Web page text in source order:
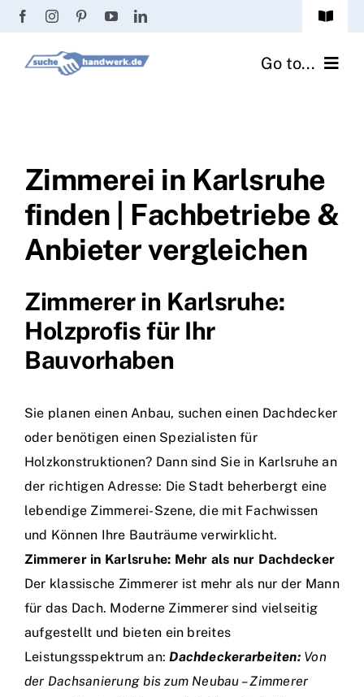
Zum
springen
Toggle
Passwort vergessen? Go to...
Handwerker Ratgeber
Wir über uns
Zimmerei in Karlsruhe
finden | Fachbetriebe &
Anbieter vergleichen
Zimmerer in Karlsruhe:
Holzprofis für Ihr
Bauvorhaben
Sie planen einen Anbau, suchen einen Dachdecker
oder benötigen einen Spezialisten für
Holzkonstruktionen? Dann sind Sie in Karlsruhe an
der richtigen Adresse: Die Stadt beherbergt eine
lebendige Zimmerei-Szene, die mit Fachwissen
und Können Ihre Bauträume verwirklicht.
Zimmerer in Karlsruhe: Mehr als nur Dachdecker
Der klassische Zimmerer ist mehr als nur der Mann
für das Dach. Moderne Zimmerer sind vielseitig
aufgestellt und bieten ein breites
Leistungsspektrum an:Dachdeckerarbeiten:Von
der Dachsanierung bis zum Neubau – Zimmerer